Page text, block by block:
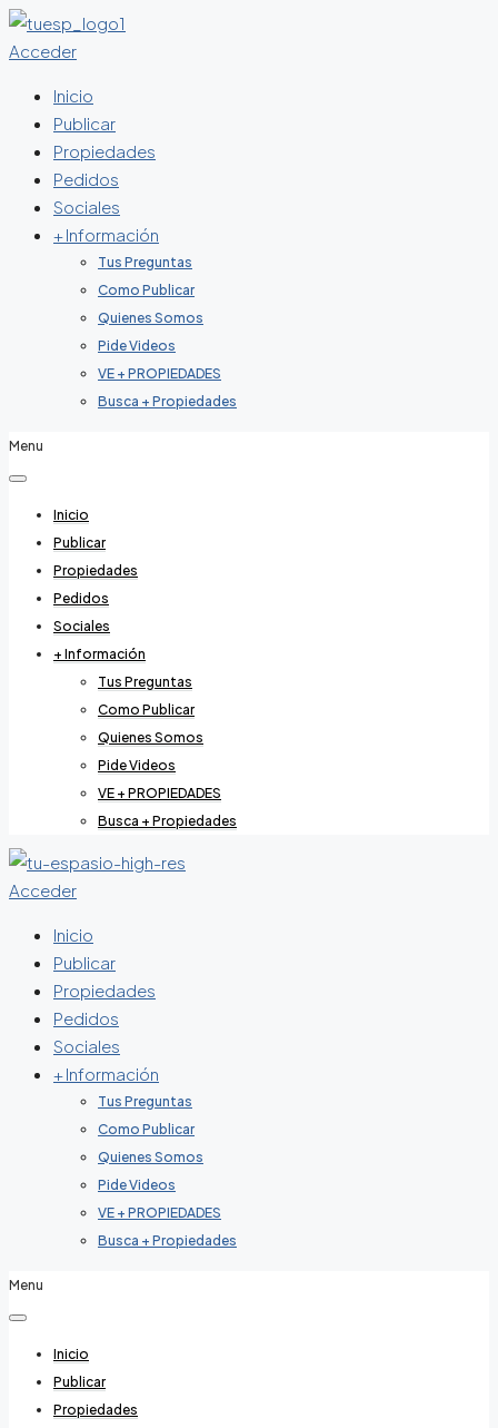
Acceder
Inicio
Publicar
Propiedades
Pedidos
Sociales
+ Información
Tus Preguntas
Como Publicar
Quienes Somos
Pide Videos
VE + PROPIEDADES
Busca + Propiedades
Menu
Inicio
Publicar
Propiedades
Pedidos
Sociales
+ Información
Tus Preguntas
Como Publicar
Quienes Somos
Pide Videos
VE + PROPIEDADES
Busca + Propiedades
Acceder
Inicio
Publicar
Propiedades
Pedidos
Sociales
+ Información
Tus Preguntas
Como Publicar
Quienes Somos
Pide Videos
VE + PROPIEDADES
Busca + Propiedades
Menu
Inicio
Publicar
Propiedades